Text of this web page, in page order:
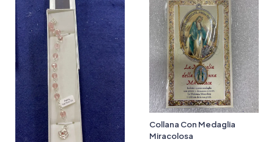
Collana Con Medaglia
Miracolosa